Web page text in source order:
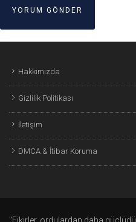
Hakkımızda
Gizlilik Politikası
İletişim
DMCA & İtibar Koruma
"Fikirler, ordulardan daha